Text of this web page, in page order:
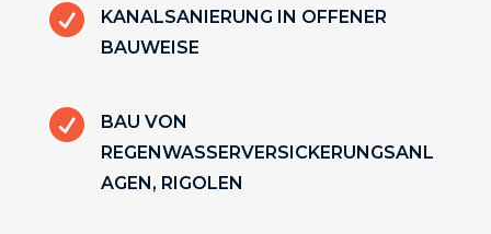

KANALSANIERUNG IN OFFENER
BAUWEISE

BAU VON
REGENWASSERVERSICKERUNGSANL
AGEN, RIGOLEN